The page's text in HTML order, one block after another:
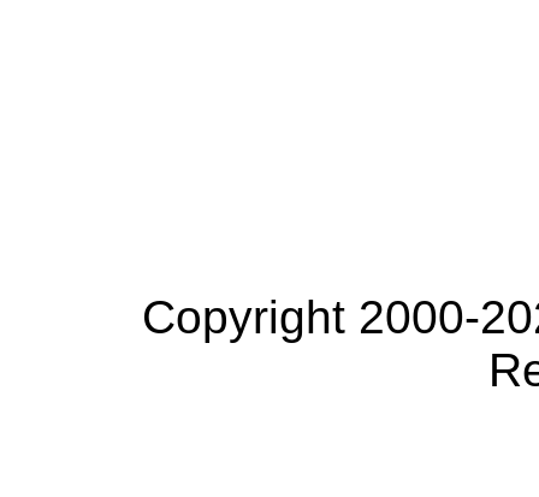
Copyright 2000-